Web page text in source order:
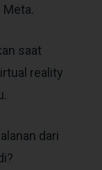
saat
reality
dari